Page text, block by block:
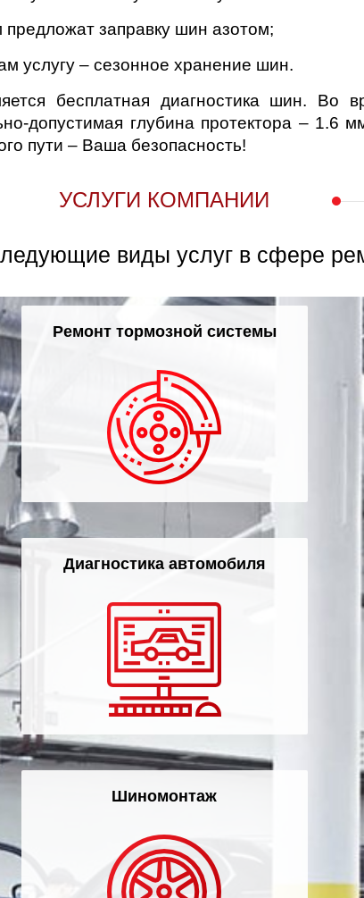
заправку шин азотом;
услугу – сезонное хранение шин.
бесплатная диагностика шин. Во
допустимая глубина протектора –
пути – Ваша безопасность!
УСЛУГИ КОМПАНИИ
виды услуг в сфере
Ремонт тормозной системы
Диагностика автомобиля
Шиномонтаж